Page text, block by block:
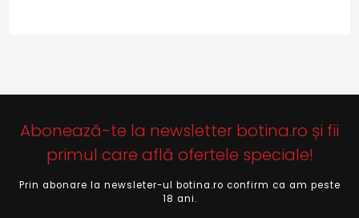
Abonează-te la newsletter botina.ro și fii
primul care află ofertele speciale!
Prin abonare la newsleter-ul botina.ro confirm ca am peste
18 ani.